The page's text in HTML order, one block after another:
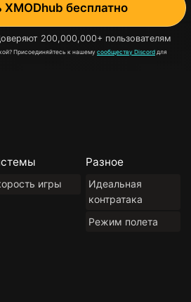
XMODhub бесплатно
200,000,000+ пользователям
Присоединяйтесь к нашему сообществу Discord для
игры
Разное
Идеальная
контратака
Режим полета